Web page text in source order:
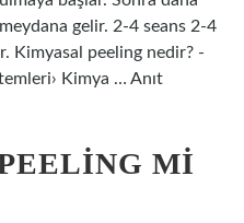
gelir. 2-4 seans 2-4
Kimyasal peeling nedir? -
Kimya … Anıt
MI